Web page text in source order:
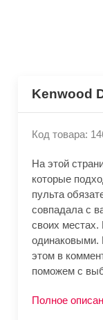
Kenwood
Код товара:
На этой
которые
пульта
совпадала с
своих
одинаковыми.
этом в
поможем с
Полное